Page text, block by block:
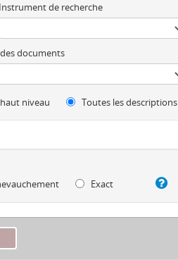
Instrument de recherche
documents
niveau Toutes les descriptions
Exact